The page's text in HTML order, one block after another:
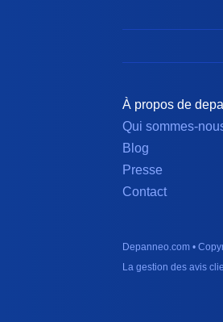
À propos de
Qui sommes-
Blog
Presse
Contact
Depanneo.com •
La gestion des avis